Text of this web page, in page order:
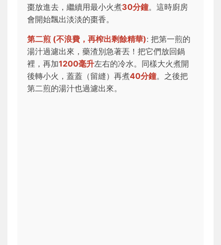
棗放進去，繼續用最小火煮30分鐘。這時廚房
會開始飄出淡淡的棗香。
第二煎 (不浪費，再榨出剩餘精華): 把第一煎的
湯汁過濾出來，藥渣別急著丟！把它們放回鍋
裡，再加1200毫升左右的冷水。同樣大火煮開
後轉小火，蓋蓋（留縫）再煮40分鐘。之後把
第二煎的湯汁也過濾出來。